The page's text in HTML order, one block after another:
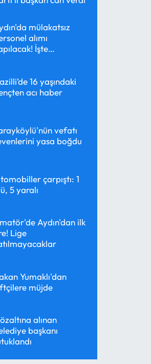
mülakatsız
alımı
İşte
16 yaşındaki
acı haber
vefatı
yasa boğdu
çarpıştı: 1
5 yaralı
Aydın'dan ilk
Lige
Yumaklı'dan
müjde
alınan
başkanı